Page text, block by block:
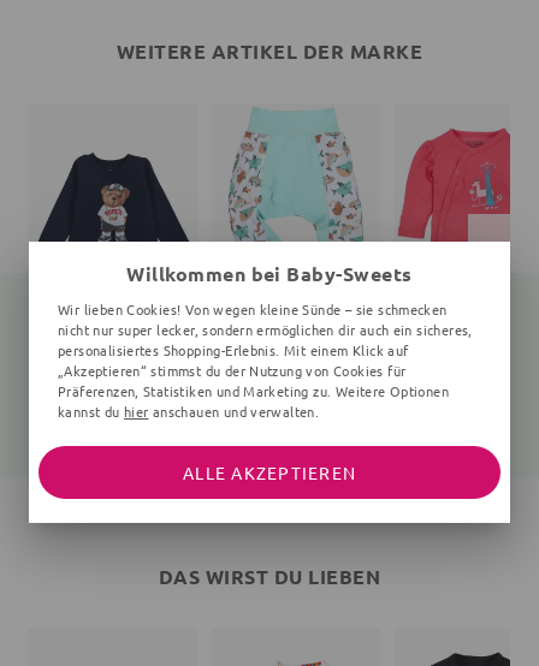
WEITERE ARTIKEL DER MARKE
Langarmshirt Teddybär
navy
25,99 €
Hose
Fische, hellblau
21,99 €
Wickelbody Wald
0-6 Monate, pink
DAS WIRST DU LIEBEN
Willkommen bei Baby-Sweets
Wir lieben Cookies! Von wegen kleine Sünde – sie schmecken
nicht nur super lecker, sondern ermöglichen dir auch ein sicheres,
personalisiertes Shopping-Erlebnis. Mit einem Klick auf
„Akzeptieren“ stimmst du der Nutzung von Cookies für
Präferenzen, Statistiken und Marketing zu. Weitere Optionen
kannst du hier anschauen und verwalten.
ALLE AKZEPTIEREN